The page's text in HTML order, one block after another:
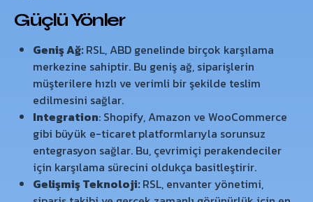
Güçlü Yönler
Geniş Ağ:RSL, ABD genelinde birçok karşılama
merkezine sahiptir. Bu geniş ağ, siparişlerin
müşterilere hızlı ve verimli bir şekilde teslim
edilmesini sağlar.
Integration: Shopify, Amazon ve WooCommerce
gibi büyük e-ticaret platformlarıyla sorunsuz
entegrasyon sağlar. Bu, çevrimiçi perakendeciler
için karşılama sürecini oldukça basitleştirir.
Gelişmiş Teknoloji:RSL, envanter yönetimi,